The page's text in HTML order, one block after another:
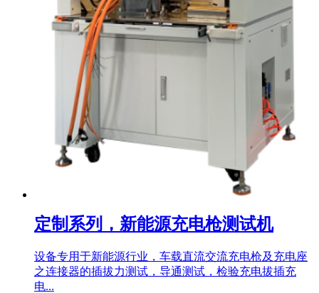
定制系列，新能源充电枪测试机
设备专用于新能源行业，车载直流交流充电枪及充电座
之连接器的插拔力测试，导通测试，检验充电拔插充
电...